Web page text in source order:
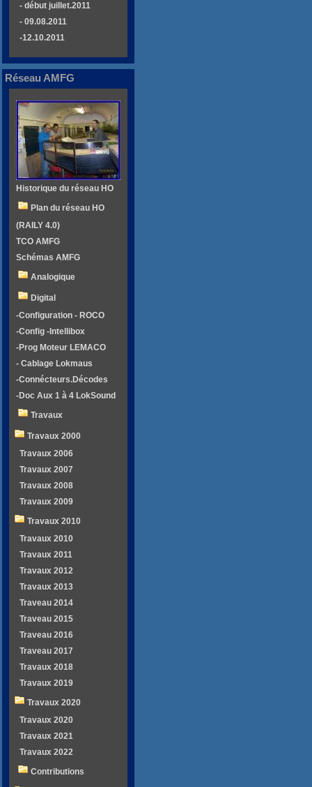
- début juillet.2011
- 09.08.2011
-12.10.2011
Réseau AMFG
Historique du réseau HO
Plan du réseau HO
(RAILY 4.0)
TCO AMFG
Schémas AMFG
Analogique
Digital
-Configuration - ROCO
-Config -Intellibox
-Prog Moteur LEMACO
- Cablage Lokmaus
-Connécteurs.Décodes
-Doc Aux 1 à 4 LokSound
Travaux
Travaux 2000
Travaux 2006
Travaux 2007
Travaux 2008
Travaux 2009
Travaux 2010
Travaux 2010
Travaux 2011
Travaux 2012
Travaux 2013
Traveau 2014
Traveau 2015
Traveau 2016
Traveau 2017
Travaux 2018
Travaux 2019
Travaux 2020
Travaux 2020
Travaux 2021
Travaux 2022
Contributions